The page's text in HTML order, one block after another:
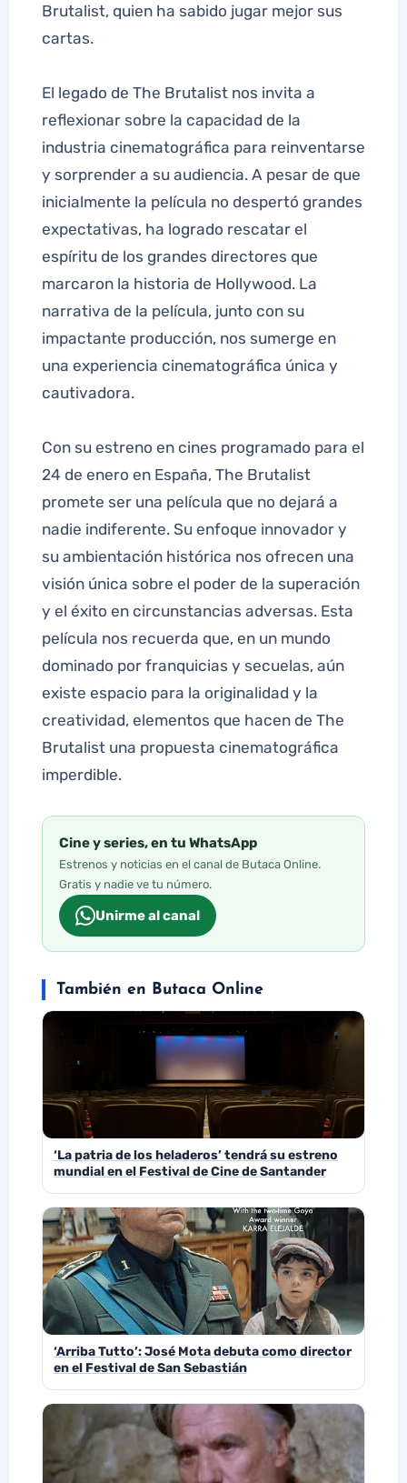
Brutalist, quien ha sabido jugar mejor sus
cartas.
El legado de The Brutalist nos invita a
reflexionar sobre la capacidad de la
industria cinematográfica para reinventarse
y sorprender a su audiencia. A pesar de que
inicialmente la película no despertó grandes
expectativas, ha logrado rescatar el
espíritu de los grandes directores que
marcaron la historia de Hollywood. La
narrativa de la película, junto con su
impactante producción, nos sumerge en
una experiencia cinematográfica única y
cautivadora.
Con su estreno en cines programado para el
24 de enero en España, The Brutalist
promete ser una película que no dejará a
nadie indiferente. Su enfoque innovador y
su ambientación histórica nos ofrecen una
visión única sobre el poder de la superación
y el éxito en circunstancias adversas. Esta
película nos recuerda que, en un mundo
dominado por franquicias y secuelas, aún
existe espacio para la originalidad y la
creatividad, elementos que hacen de The
Brutalist una propuesta cinematográfica
imperdible.
Cine y series, en tu WhatsApp
Estrenos y noticias en el canal de Butaca Online.
Gratis y nadie ve tu número.
Unirme al canal
También en Butaca Online
‘La patria de los heladeros’ tendrá su estreno
mundial en el Festival de Cine de Santander
‘Arriba Tutto’: José Mota debuta como director
en el Festival de San Sebastián